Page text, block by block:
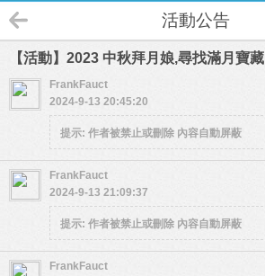
活動公告
【活動】2023 中秋拜月娘,尋找滿月寶藏
FrankFauct
2024-9-13 20:45:20
提示: 作者被禁止或刪除 內容自動屏蔽
FrankFauct
2024-9-13 21:09:37
提示: 作者被禁止或刪除 內容自動屏蔽
FrankFauct